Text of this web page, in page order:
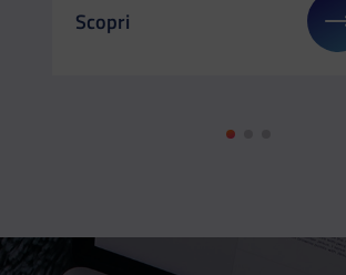
Il link ti porterà ad avere
Scopri